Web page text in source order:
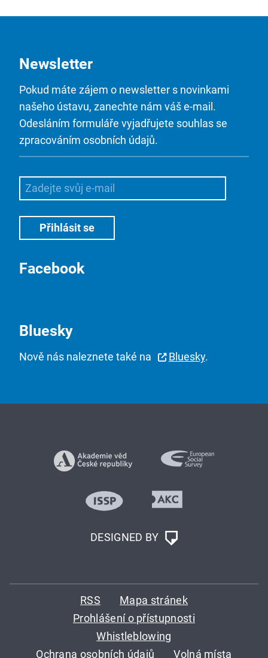
Newsletter
Pokud máte zájem o newsletter s novinkami
našeho ústavu, zanechte nám váš e-mail.
Odesláním formuláře vyjadřujete souhlas se
zpracováním osobních údajů.
Facebook
Bluesky
Nově nás naleznete také na Bluesky.
DESIGNED BY
RSS
Mapa stránek
Prohlášení o přístupnosti
Whistleblowing
Ochrana osobních údajů
Volná místa